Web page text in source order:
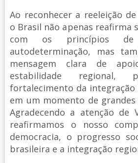
Ao reconhecer a reeleição
o Brasil não apenas reafirma
com os princípios de
autodeterminação, mas
mensagem clara de
estabilidade regional,
fortalecimento da integração
em um momento de grandes
Agradecendo a atenção de
reafirmamos o nosso
democracia, o progresso
brasileira e a integração